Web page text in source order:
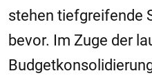
stehen tiefgreifende
bevor. Im Zuge der